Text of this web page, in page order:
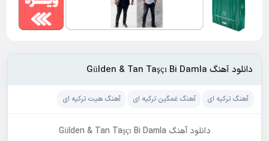
دانلود آهنگ Gülden & Tan Taşçı Bi Damla
آهنگ ترکیه ای آهنگ غمگین ترکیه ای آهنگ هیت ترکیه ای
دانلود آهنگ Gülden & Tan Taşçı Bi Damla